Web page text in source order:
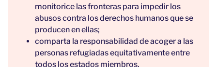
monitorice las fronteras para impedir los
abusos contra los derechos humanos que se
producen en ellas;
comparta la responsabilidad de acoger a las
personas refugiadas equitativamente entre
todos los estados miembros.